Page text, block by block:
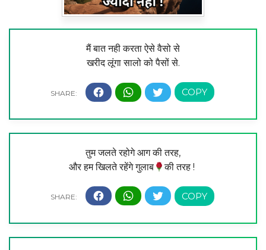
मैं बात नही करता ऐसे वैसो से
खरीद लूंगा सालो को पैसों से.
तुम जलते रहोगे आग की तरह,
और हम खिलते रहेंगे गुलाब
की तरह !